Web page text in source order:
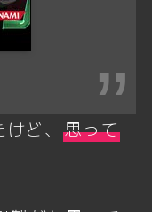
ど、 思って